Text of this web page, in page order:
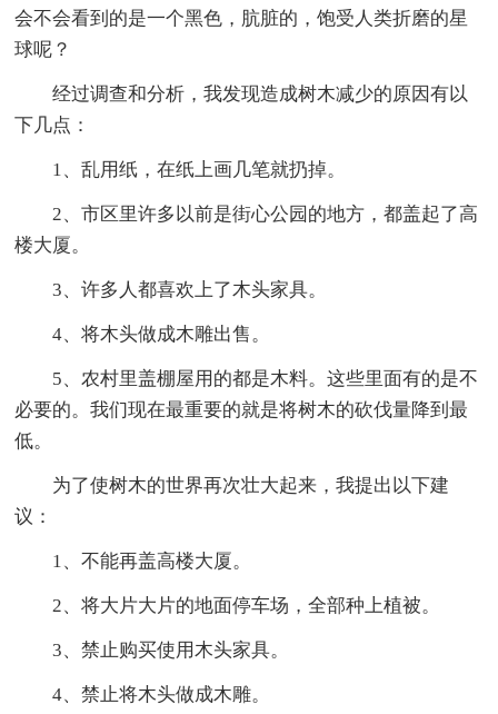
会不会看到的是一个黑色，肮脏的，饱受人类折磨的星
球呢？
经过调查和分析，我发现造成树木减少的原因有以
下几点：
1、乱用纸，在纸上画几笔就扔掉。
2、市区里许多以前是街心公园的地方，都盖起了高
楼大厦。
3、许多人都喜欢上了木头家具。
4、将木头做成木雕出售。
5、农村里盖棚屋用的都是木料。这些里面有的是不
必要的。我们现在最重要的就是将树木的砍伐量降到最
低。
为了使树木的世界再次壮大起来，我提出以下建
议：
1、不能再盖高楼大厦。
2、将大片大片的地面停车场，全部种上植被。
3、禁止购买使用木头家具。
4、禁止将木头做成木雕。